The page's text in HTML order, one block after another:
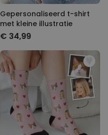
Gepersonaliseerd t-shirt
met kleine illustratie
€ 34,99